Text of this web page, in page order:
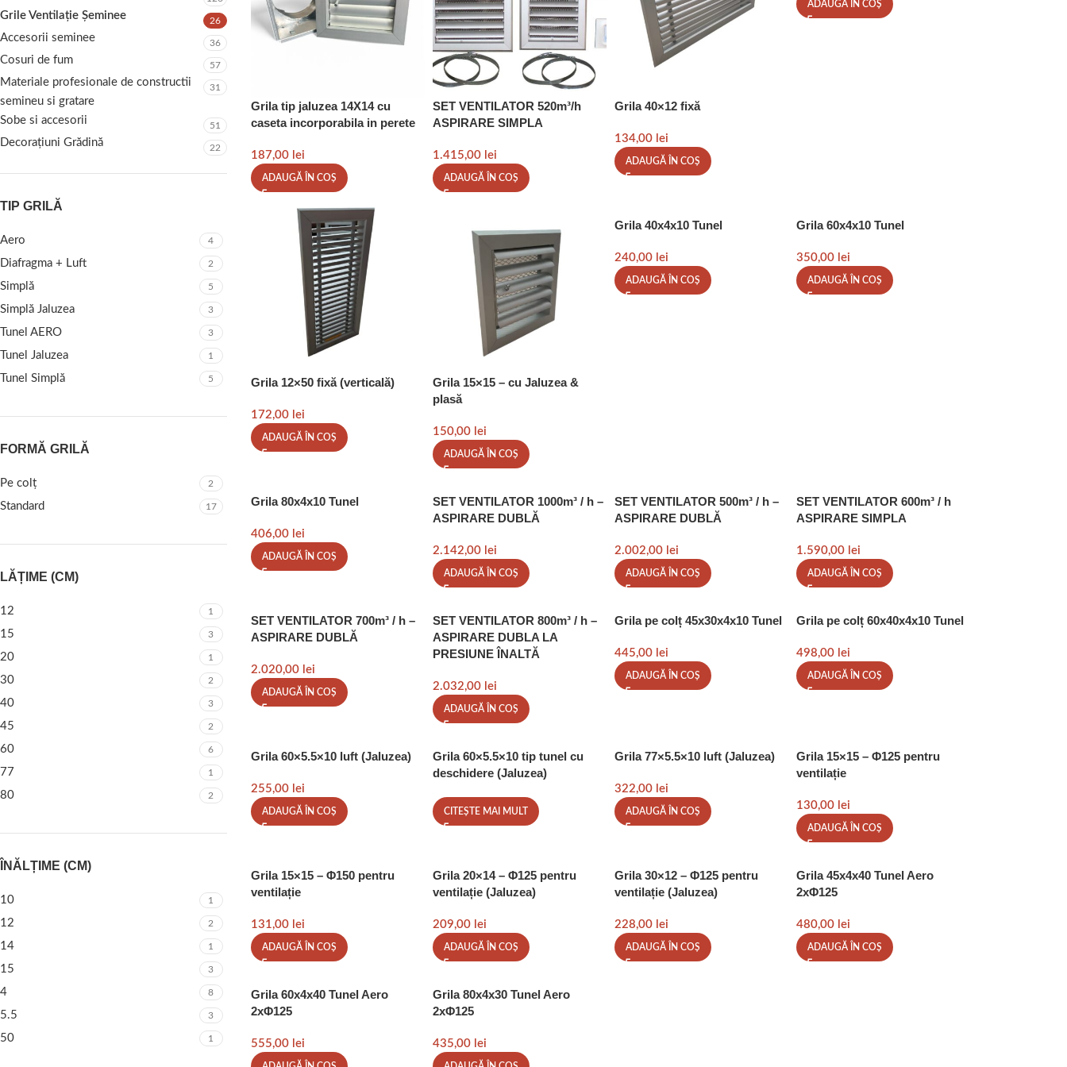
Grile Ventilație Șeminee 26
Accesorii seminee 36
Cosuri de fum 57
Materiale profesionale de constructii
semineu si gratare
31
Sobe si accesorii 51
Decorațiuni Grădină 22
TIP GRILĂ
Aero 4
Diafragma + Luft 2
Simplă 5
Simplă Jaluzea 3
Tunel AERO 3
Tunel Jaluzea 1
Tunel Simplă 5
FORMĂ GRILĂ
Pe colț 2
Standard 17
LĂȚIME (CM)
12 1
15 3
20 1
30 2
40 3
45 2
60 6
77 1
80 2
ÎNĂLȚIME (CM)
10 1
12 2
14 1
15 3
4 8
5.5 3
50 1
Grila tip jaluzea 14X14 cu
caseta incorporabila in perete
187,00 lei
ADAUGĂ ÎN COȘ
SET VENTILATOR 520m³/h
ASPIRARE SIMPLA
1.415,00 lei
ADAUGĂ ÎN COȘ
Grila 40×12 fixă
134,00 lei
ADAUGĂ ÎN COȘ
ADAUGĂ ÎN COȘ
Grila 12×50 fixă (verticală)
172,00 lei
ADAUGĂ ÎN COȘ
Grila 15×15 – cu Jaluzea &
plasă
150,00 lei
ADAUGĂ ÎN COȘ
Grila 40x4x10 Tunel
240,00 lei
ADAUGĂ ÎN COȘ
Grila 60x4x10 Tunel
350,00 lei
ADAUGĂ ÎN COȘ
Grila 80x4x10 Tunel
406,00 lei
ADAUGĂ ÎN COȘ
SET VENTILATOR 1000m³ / h –
ASPIRARE DUBLĂ
2.142,00 lei
ADAUGĂ ÎN COȘ
SET VENTILATOR 500m³ / h –
ASPIRARE DUBLĂ
2.002,00 lei
ADAUGĂ ÎN COȘ
SET VENTILATOR 600m³ / h
ASPIRARE SIMPLA
1.590,00 lei
ADAUGĂ ÎN COȘ
SET VENTILATOR 700m³ / h –
ASPIRARE DUBLĂ
2.020,00 lei
ADAUGĂ ÎN COȘ
SET VENTILATOR 800m³ / h –
ASPIRARE DUBLA LA
PRESIUNE ÎNALTĂ
2.032,00 lei
ADAUGĂ ÎN COȘ
Grila pe colț 45x30x4x10 Tunel
445,00 lei
ADAUGĂ ÎN COȘ
Grila pe colț 60x40x4x10 Tunel
498,00 lei
ADAUGĂ ÎN COȘ
Grila 60×5.5×10 luft (Jaluzea)
255,00 lei
ADAUGĂ ÎN COȘ
Grila 60×5.5×10 tip tunel cu
deschidere (Jaluzea)
CITEȘTE MAI MULT
Grila 77×5.5×10 luft (Jaluzea)
322,00 lei
ADAUGĂ ÎN COȘ
Grila 15×15 – Φ125 pentru
ventilație
130,00 lei
ADAUGĂ ÎN COȘ
Grila 15×15 – Φ150 pentru
ventilație
131,00 lei
ADAUGĂ ÎN COȘ
Grila 20×14 – Φ125 pentru
ventilație (Jaluzea)
209,00 lei
ADAUGĂ ÎN COȘ
Grila 30×12 – Φ125 pentru
ventilație (Jaluzea)
228,00 lei
ADAUGĂ ÎN COȘ
Grila 45x4x40 Tunel Aero
2xΦ125
480,00 lei
ADAUGĂ ÎN COȘ
Grila 60x4x40 Tunel Aero
2xΦ125
555,00 lei
Grila 80x4x30 Tunel Aero
2xΦ125
435,00 lei